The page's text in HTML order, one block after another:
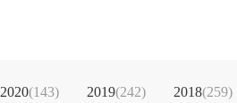
2020(143) 2019(242) 2018(259)